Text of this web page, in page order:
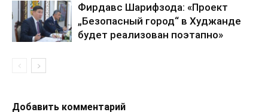
Фирдавс Шарифзода: «Проект
„Безопасный город“ в Худжанде
будет реализован поэтапно»
Добавить комментарий